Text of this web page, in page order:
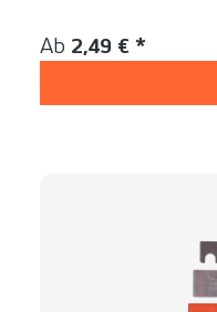
Regulärer Preis:
Ab 2,49 € *